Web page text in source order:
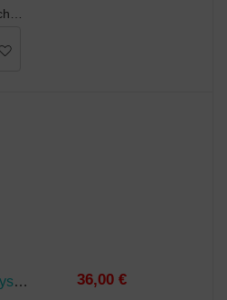
Das Große Buch Für Babys Erstes Jahr 36,00 €